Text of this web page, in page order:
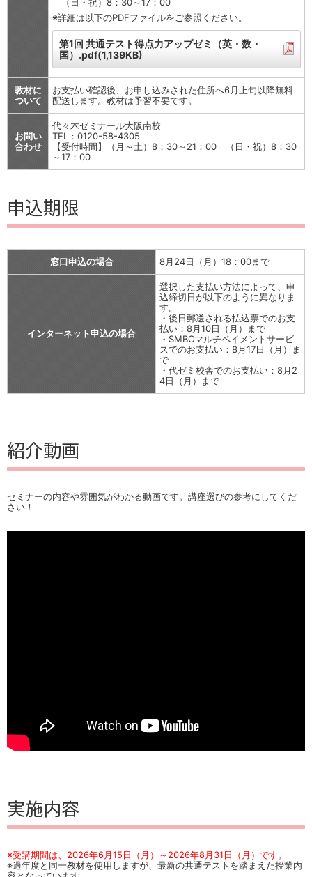
※詳細は以下のPDFファイルをご参照ください。
第1回 共通テスト得点力アップゼミ（英・数・
国）.pdf(1,139KB)
教材に
ついて
お支払い確認後、お申し込みされた住所へ6月上旬以降無料
配送します。教材は予習不要です。
お問い
合わせ
代々木ゼミナール大阪南校
TEL：0120-58-4305
【受付時間】（月～土）8：30～21：00 （日・祝）8：30
～17：00
申込期限
窓口申込の場合 8月24日（月）18：00まで
インターネット申込の場合
選択した支払い方法によって、申
込締切日が以下のように異なりま
す。
・後日郵送される払込票でのお支
払い：8月10日（月）まで
・SMBCマルチペイメントサービ
スでのお支払い：8月17日（月）ま
で
・代ゼミ校舎でのお支払い：8月2
4日（月）まで
紹介動画
セミナーの内容や雰囲気がわかる動画です。講座選びの参考にしてくだ
さい！
実施内容
※受講期間は、2026年6月15日（月）～2026年8月31日（月）です。
※過年度と同一教材を使用しますが、最新の共通テストを踏まえた授業内